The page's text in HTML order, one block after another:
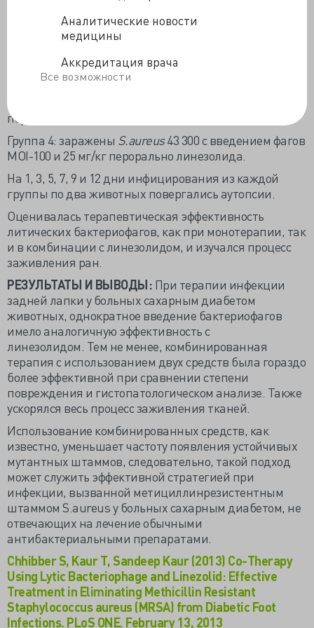
Аналитические новости
медицины
Аккредитация врача
Все возможности
экспериментальное лечение.
Группа 1: зараженыS.aureus
Группа 2: зараженыS.aureus43 300 с введением фага
MOI-100 через 30 минут;
Группа 3: заражены
пероральным приёмом 25 мг/кг линезолида;
Группа 4: заражены S.aureus43 300 с введением фагов
MOI-100 и 25 мг/кг перорально линезолида.
На 1, 3, 5, 7, 9 и 12 дни инфицирования из каждой
группы по два животных повергались аутопсии.
Оценивалась терапевтическая эффективность
литических бактериофагов, как при монотерапии, так
и в комбинации с линезолидом, и изучался процесс
заживления ран.
РЕЗУЛЬТАТЫ И ВЫВОДЫ: При терапии инфекции
задней лапки у больных сахарным диабетом
животных, однократное введение бактериофагов
имело аналогичную эффективность с
линезолидом. Тем не менее, комбинированная
терапия с использованием двух средств была гораздо
более эффективной при сравнении степени
повреждения и гистопатологическом анализе. Также
ускорялся весь процесс заживления тканей.
Использование комбинированных средств, как
известно, уменьшает частоту появления устойчивых
мутантных штаммов, следовательно, такой подход
может служить эффективной стратегией при
инфекции, вызванной метициллинрезистентным
штаммом S.aureus у больных сахарным диабетом, не
отвечающих на лечение обычными
антибактериальными препаратами.
Chhibber S, Kaur T, Sandeep Kaur (2013) Co-Therapy
Using Lytic Bacteriophage and Linezolid: Effective
Treatment in Eliminating Methicillin Resistant
Staphylococcus aureus (MRSA) from Diabetic Foot
Infections. PLoS ONE. February 13, 2013